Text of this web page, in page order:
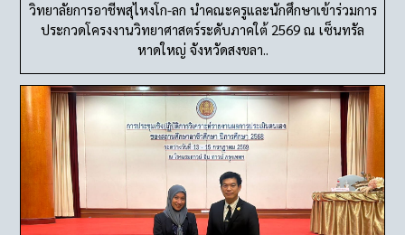
วิทยาลัยการอาชีพสุไหงโก-ลก นำคณะครูและนักศึกษาเข้าร่วมการ
ประกวดโครงงานวิทยาศาสตร์ระดับภาคใต้ 2569 ณ เซ็นทรัล
หาดใหญ่ จังหวัดสงขลา..